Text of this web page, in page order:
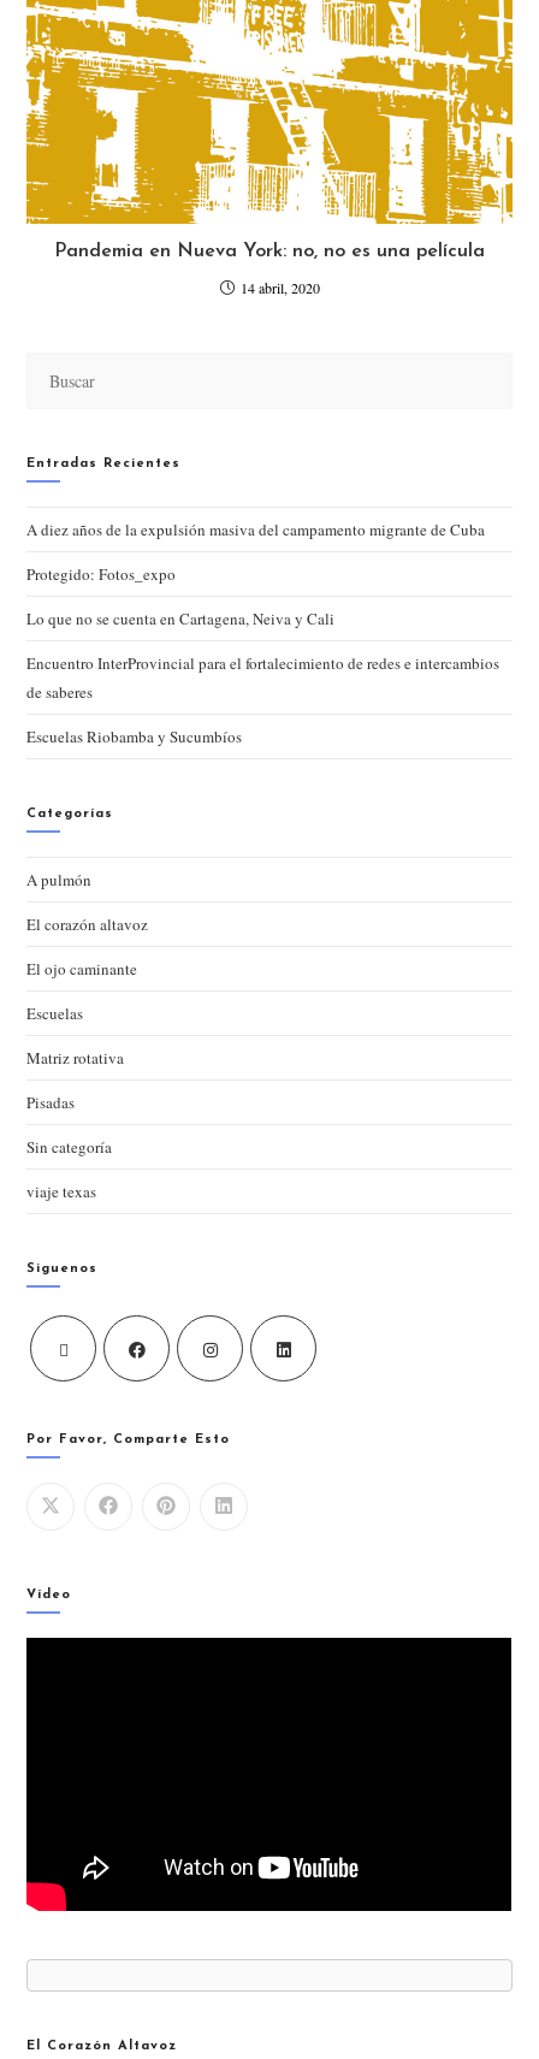
Pandemia en Nueva York: no, no es una película
14 abril, 2020
Entradas Recientes
A diez años de la expulsión masiva del campamento migrante de Cuba
Protegido: Fotos_expo
Lo que no se cuenta en Cartagena, Neiva y Cali
Encuentro InterProvincial para el fortalecimiento de redes e intercambios
de saberes
Escuelas Riobamba y Sucumbíos
Categorías
A pulmón
El corazón altavoz
El ojo caminante
Escuelas
Matriz rotativa
Pisadas
Sin categoría
viaje texas
Siguenos
Por Favor, Comparte Esto
Vídeo
El Corazón Altavoz